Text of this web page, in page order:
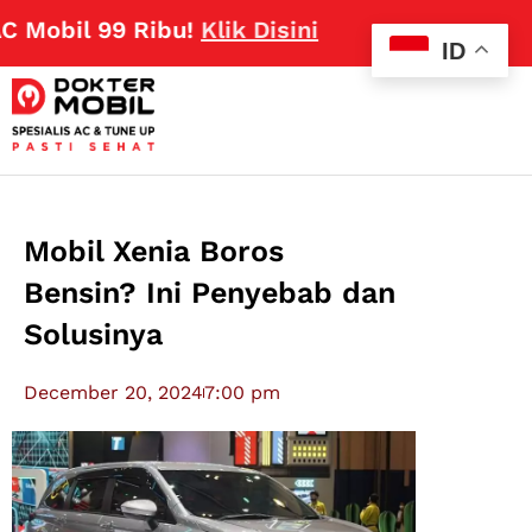
99 Ribu!Klik Disini
Mobil Xenia Boros
Bensin? Ini Penyebab dan
Solusinya
December 20, 20247:00 pm
ID